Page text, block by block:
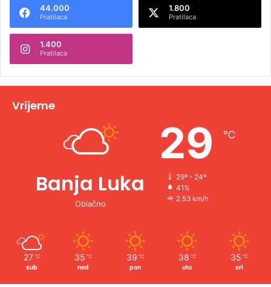
n
t
v
44.000
Pratilaca
1.800
Pratilaca
1.400
Pratilaca
Vrijeme
Banja Luka
Oblačno
29 ℃
29º - 24º
41%
2.53 km/h
27 ℃
sub
35 ℃
ned
39 ℃
pon
38 ℃
uto
35 ℃
sri